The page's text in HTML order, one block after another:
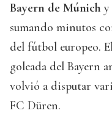
Bayern de Múnich y
sumando minutos
del fútbol europeo.
goleada del Bayern
volvió a disputar
FC Düren.